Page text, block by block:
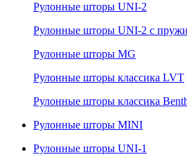
Рулонные шторы UNI-2
Рулонные шторы UNI-2 с
Рулонные шторы MG
Рулонные шторы классика LVT
Рулонные шторы классика
Рулонные шторы MINI
Рулонные шторы UNI-1